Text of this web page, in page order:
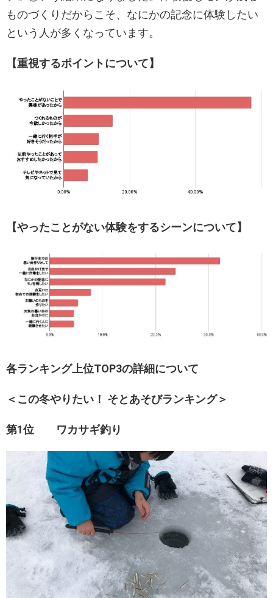
ものづくりだからこそ、なにかの記念に体験したい
という人が多くなっています。
【重視するポイントについて】
【やったことがない体験をするシーンについて】
各ランキング上位TOP3の詳細について
＜この冬やりたい！ そとあそびランキング＞
第1位 ワカサギ釣り